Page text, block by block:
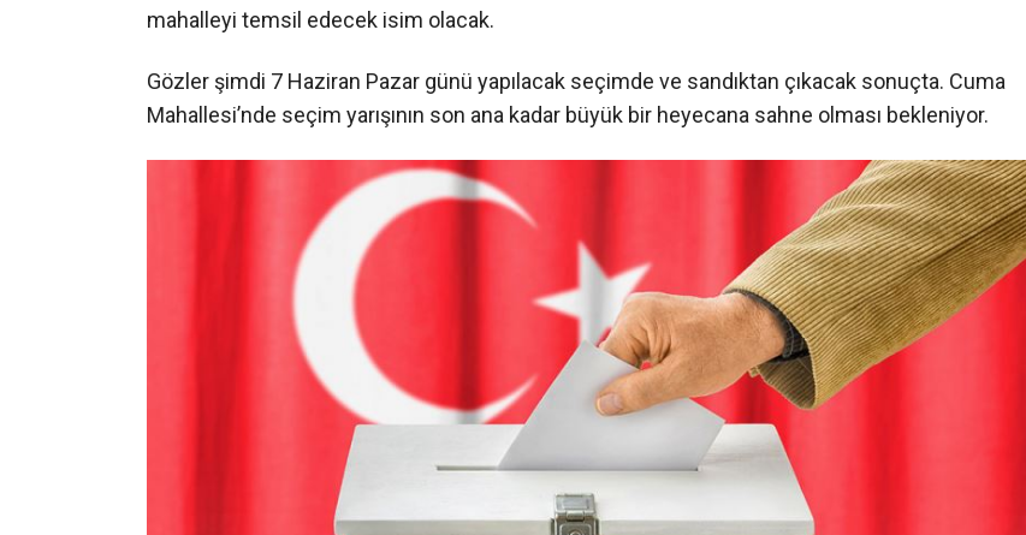
mahalleyi temsil edecek isim olacak.
Gözler şimdi 7 Haziran Pazar günü yapılacak seçimde ve sandıktan çıkacak sonuçta. Cuma
Mahallesi’nde seçim yarışının son ana kadar büyük bir heyecana sahne olması bekleniyor.